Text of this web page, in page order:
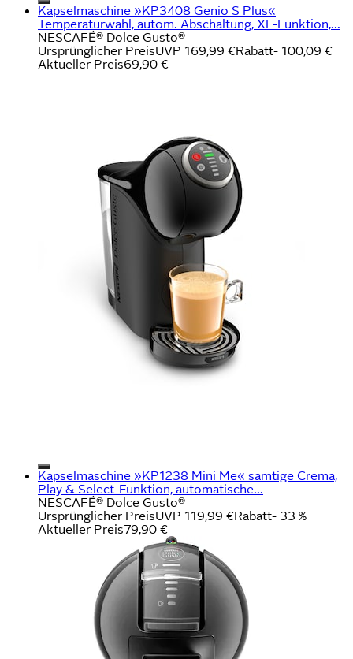
Kapselmaschine »KP3408 Genio S Plus«
Temperaturwahl, autom. Abschaltung, XL-Funktion,...
NESCAFÉ® Dolce Gusto®
Ursprünglicher PreisUVP 169,99 €Rabatt- 100,09 €
Aktueller Preis69,90 €
Kapselmaschine »KP1238 Mini Me« samtige Crema,
Play & Select-Funktion, automatische...
NESCAFÉ® Dolce Gusto®
Ursprünglicher PreisUVP 119,99 €Rabatt- 33 %
Aktueller Preis79,90 €